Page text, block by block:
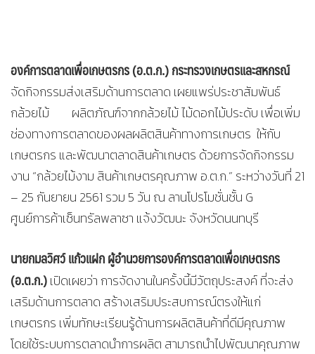
องค์การตลาดเพื่อเกษตรกร (อ.ต.ก.) กระทรวงเกษตรและสหกรณ์
จัดกิจกรรมส่งเสริมด้านการตลาด เผยแพร่ประชาสัมพันธ์
กล้วยไม้ ผลิตภัณฑ์จากกล้วยไม้ ไม้ดอกไม้ประดับ เพื่อเพิ่ม
ช่องทางการตลาดของผลผลิตสินค้าทางการเกษตร ให้กับ
เกษตรกร และพัฒนาตลาดสินค้าเกษตร ด้วยการจัดกิจกรรม
งาน “กล้วยไม้งาม สินค้าเกษตรคุณภาพ อ.ต.ก.” ระหว่างวันที่ 21
– 25 กันยายน 2561 รวม 5 วัน ณ ลานโปรโมชั่นชั้น G
ศูนย์การค้าเซ็นทรัลพลาซา แจ้งวัฒนะ จังหวัดนนทบุรี
นายกมลวิศว์ แก้วแฝก ผู้อำนวยการองค์การตลาดเพื่อเกษตรกร
(อ.ต.ก.)เปิดเผยว่า การจัดงานในครั้งนี้มีวัตถุประสงค์ ที่จะส่ง
เสริมด้านการตลาด สร้างเสริมประสบการณ์ตรงให้แก่
เกษตรกร เพิ่มทักษะเรียนรู้ด้านการผลิตสินค้าที่ดีมีคุณภาพ
โดยใช้ระบบการตลาดนำการผลิต สามารถนำไปพัฒนาคุณภาพ